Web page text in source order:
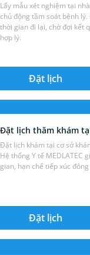
Lấy mẫu xét nghiệm tại
chủ động tầm soát bệnh
thời gian đi lại, chờ đợi kết quả với mức chi phí
hợp lý.
Đặt lịch
Đặt lịch thăm khám tại
Đặt lịch khám tại cơ sở
Hệ thống Y tế MEDLATEC
gian, hạn chế tiếp
Đặt lịch